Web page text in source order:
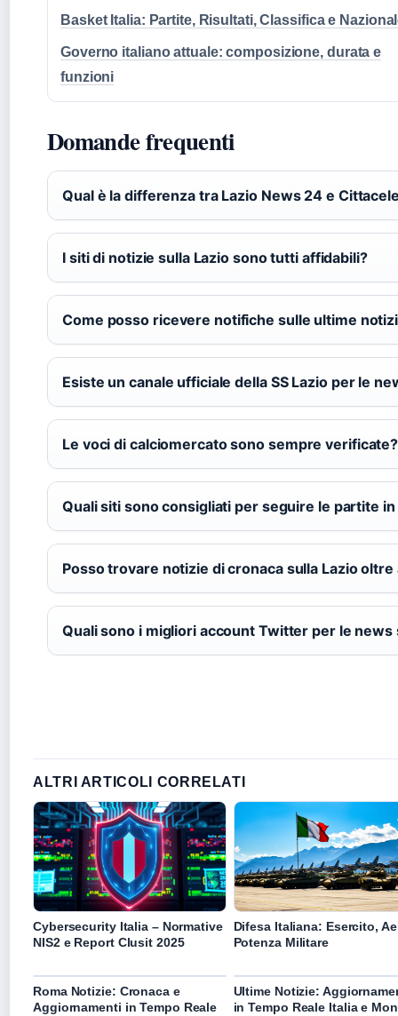
Basket Italia: Partite, Risultati, Classifica e
Governo italiano attuale: composizione, durata e
funzioni
Domande frequenti
Qual è la differenza tra Lazio News 24 e
I siti di notizie sulla Lazio sono tutti affidabili?
Come posso ricevere notifiche sulle ultime
Esiste un canale ufficiale della SS Lazio per le
Le voci di calciomercato sono sempre verificate?
Quali siti sono consigliati per seguire le partite
Posso trovare notizie di cronaca sulla Lazio oltre
Quali sono i migliori account Twitter per le news
ALTRI ARTICOLI CORRELATI
Cybersecurity Italia – Normative
NIS2 e Report Clusit 2025
Difesa Italiana: Esercito,
Potenza Militare
Roma Notizie: Cronaca e
Aggiornamenti in Tempo Reale
Ultime Notizie:
in Tempo Reale Italia e